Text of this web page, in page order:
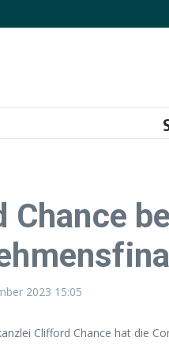
Chance
2023 15:05
Clifford Chance hat die